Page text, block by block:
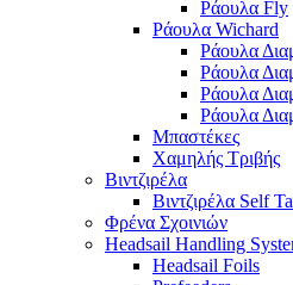
Ράουλα Fly
Ράουλα Wichard
Ράουλα
Ράουλα
Ράουλα
Ράουλα
Μπαστέκες
Χαμηλής Τριβής
Βιντζιρέλα
Βιντζιρέλα Self
Φρένα Σχοινιών
Headsail Handling
Headsail Foils